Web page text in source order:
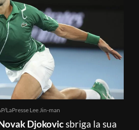
LaPresse Lee Jin-man
Djokovicsbriga la sua